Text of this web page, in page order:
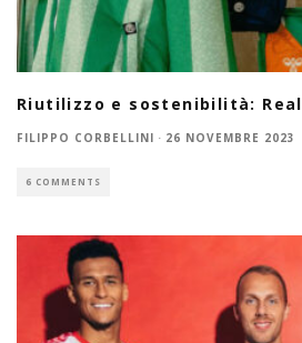
Riutilizzo e sostenibilità: Real
FILIPPO CORBELLINI · 26 NOVEMBRE 2023
6 COMMENTS